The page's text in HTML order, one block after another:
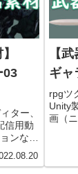
】
03
ター、
信用動
ンなど
のギャ
サイズ
【
ギ
rpgツ
Unity
画（
です
や、